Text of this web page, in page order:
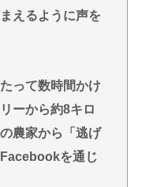
えるように声を
って数時間かけ
ーから約8キロ
農家から「逃げ
を通じ